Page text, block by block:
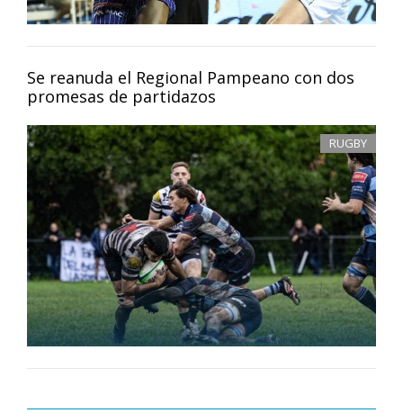
Se reanuda el Regional Pampeano con dos
promesas de partidazos
RUGBY